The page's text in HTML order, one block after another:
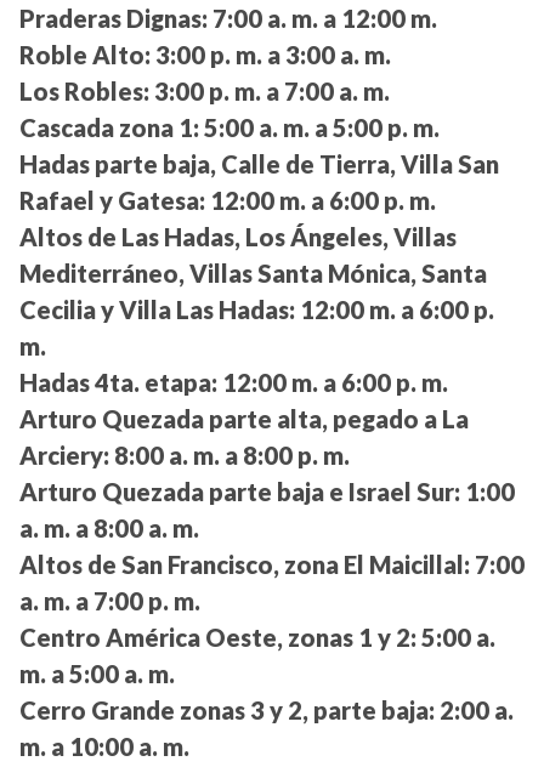
Praderas Dignas: 7:00 a. m. a 12:00 m.
Roble Alto: 3:00 p. m. a 3:00 a. m.
Los Robles: 3:00 p. m. a 7:00 a. m.
Cascada zona 1: 5:00 a. m. a 5:00 p. m.
Hadas parte baja, Calle de Tierra, Villa San
Rafael y Gatesa: 12:00 m. a 6:00 p. m.
Altos de Las Hadas, Los Ángeles, Villas
Mediterráneo, Villas Santa Mónica, Santa
Cecilia y Villa Las Hadas: 12:00 m. a 6:00 p.
m.
Hadas 4ta. etapa: 12:00 m. a 6:00 p. m.
Arturo Quezada parte alta, pegado a La
Arciery: 8:00 a. m. a 8:00 p. m.
Arturo Quezada parte baja e Israel Sur: 1:00
a. m. a 8:00 a. m.
Altos de San Francisco, zona El Maicillal: 7:00
a. m. a 7:00 p. m.
Centro América Oeste, zonas 1 y 2: 5:00 a.
m. a 5:00 a. m.
Cerro Grande zonas 3 y 2, parte baja: 2:00 a.
m. a 10:00 a. m.